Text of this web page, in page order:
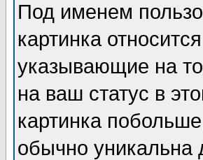
Под именем
картинка
указывающие на
на ваш статус в
картинка
обычно уникальна